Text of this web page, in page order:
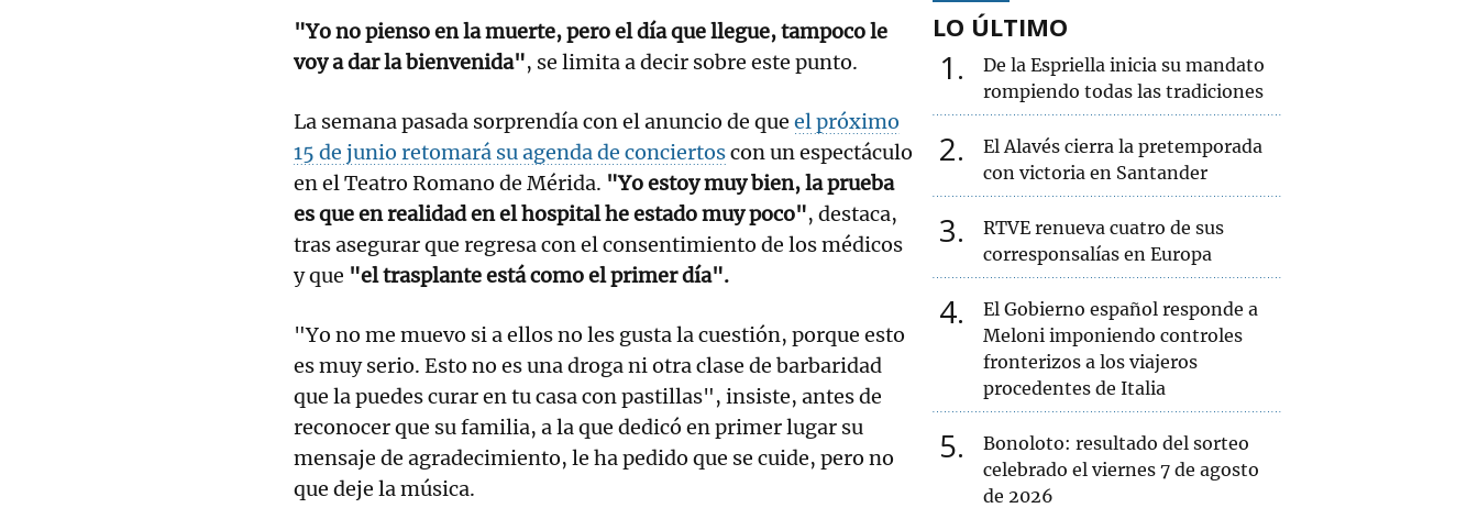
"Yo no pienso en la muerte, pero el día que llegue, tampoco le
voy a dar la bienvenida", se limita a decir sobre este punto.
La semana pasada sorprendía con el anuncio de que el próximo
15 de junio retomará su agenda de conciertoscon un espectáculo
en el Teatro Romano de Mérida. "Yo estoy muy bien, la prueba
es que en realidad en el hospital he estado muy poco", destaca,
tras asegurar que regresa con el consentimiento de los médicos
y que "el trasplante está como el primer día".
"Yo no me muevo si a ellos no les gusta la cuestión, porque esto
es muy serio. Esto no es una droga ni otra clase de barbaridad
que la puedes curar en tu casa con pastillas", insiste, antes de
reconocer que su familia, a la que dedicó en primer lugar su
mensaje de agradecimiento, le ha pedido que se cuide, pero no
que deje la música.
LO ÚLTIMO
1
De la Espriella inicia su mandato
rompiendo todas las tradiciones
2
El Alavés cierra la pretemporada
con victoria en Santander
3
RTVE renueva cuatro de sus
corresponsalías en Europa
4
El Gobierno español responde a
Meloni imponiendo controles
fronterizos a los viajeros
procedentes de Italia
5
Bonoloto: resultado del sorteo
celebrado el viernes 7 de agosto
de 2026